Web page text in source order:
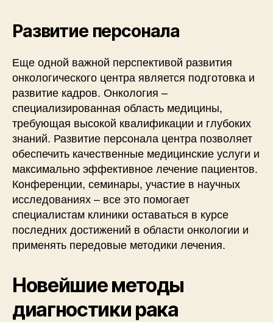
Развитие персонала
Еще одной важной перспективой развития
онкологического центра является подготовка и
развитие кадров. Онкология –
специализированная область медицины,
требующая высокой квалификации и глубоких
знаний. Развитие персонала центра позволяет
обеспечить качественные медицинские услуги и
максимально эффективное лечение пациентов.
Конференции, семинары, участие в научных
исследованиях – все это помогает
специалистам клиники оставаться в курсе
последних достижений в области онкологии и
применять передовые методики лечения.
Новейшие методы
диагностики рака